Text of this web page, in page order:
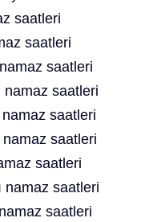
saatleri
saatleri
saatleri
namaz saatleri
saatleri
saatleri
saatleri
namaz saatleri
saatleri